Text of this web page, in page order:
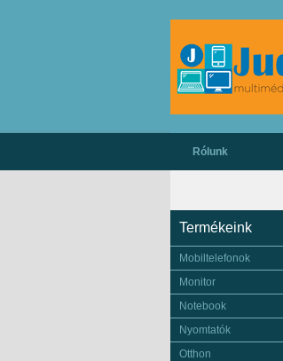
Rólunk
Termékeink
Mobiltelefonok
Monitor
Notebook
Nyomtatók
Otthon